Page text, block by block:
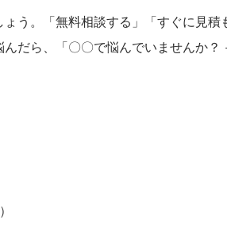
う。「無料相談する」「すぐに見積
だら、「〇〇で悩んでいませんか